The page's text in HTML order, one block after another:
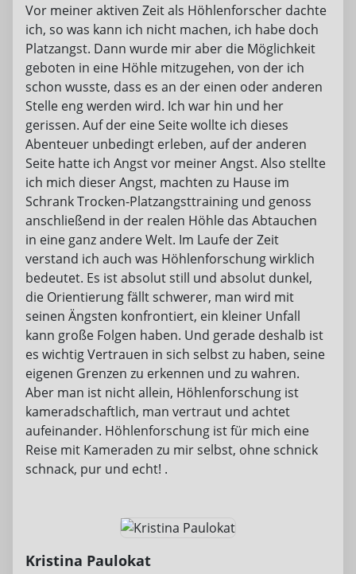
Vor meiner aktiven Zeit als Höhlenforscher dachte
ich, so was kann ich nicht machen, ich habe doch
Platzangst. Dann wurde mir aber die Möglichkeit
geboten in eine Höhle mitzugehen, von der ich
schon wusste, dass es an der einen oder anderen
Stelle eng werden wird. Ich war hin und her
gerissen. Auf der eine Seite wollte ich dieses
Abenteuer unbedingt erleben, auf der anderen
Seite hatte ich Angst vor meiner Angst. Also stellte
ich mich dieser Angst, machten zu Hause im
Schrank Trocken-Platzangsttraining und genoss
anschließend in der realen Höhle das Abtauchen
in eine ganz andere Welt. Im Laufe der Zeit
verstand ich auch was Höhlenforschung wirklich
bedeutet. Es ist absolut still und absolut dunkel,
die Orientierung fällt schwerer, man wird mit
seinen Ängsten konfrontiert, ein kleiner Unfall
kann große Folgen haben. Und gerade deshalb ist
es wichtig Vertrauen in sich selbst zu haben, seine
eigenen Grenzen zu erkennen und zu wahren.
Aber man ist nicht allein, Höhlenforschung ist
kameradschaftlich, man vertraut und achtet
aufeinander. Höhlenforschung ist für mich eine
Reise mit Kameraden zu mir selbst, ohne schnick
schnack, pur und echt! .
Kristina Paulokat